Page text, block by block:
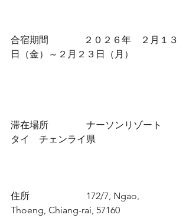
合宿期間               ２０２６年　２月１３
日（金）～２月２３日（月）
滞在場所　            ナーソンリゾート
タイ　チェンライ県
住所　                    172/7, Ngao,
Thoeng, Chiang-rai, 57160